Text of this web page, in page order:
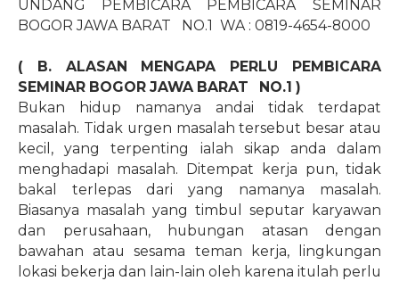
UNDANG PEMBICARA PEMBICARA SEMINAR
BOGOR JAWA BARAT NO.1 WA : 0819-4654-8000
( B. ALASAN MENGAPA PERLU PEMBICARA
SEMINAR BOGOR JAWA BARAT NO.1 )
Bukan hidup namanya andai tidak terdapat
masalah. Tidak urgen masalah tersebut besar atau
kecil, yang terpenting ialah sikap anda dalam
menghadapi masalah. Ditempat kerja pun, tidak
bakal terlepas dari yang namanya masalah.
Biasanya masalah yang timbul seputar karyawan
dan perusahaan, hubungan atasan dengan
bawahan atau sesama teman kerja, lingkungan
lokasi bekerja dan lain-lain oleh karena itulah perlu